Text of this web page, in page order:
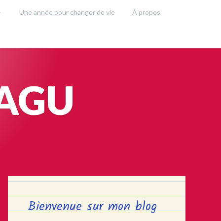
Une année pour changer de vie À propos
Bienvenue sur mon blog